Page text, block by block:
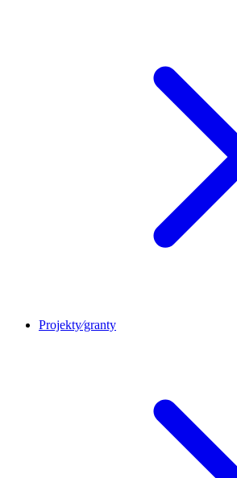
Projekty⁄granty